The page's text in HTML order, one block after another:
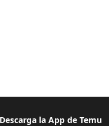
Descarga la App de Temu